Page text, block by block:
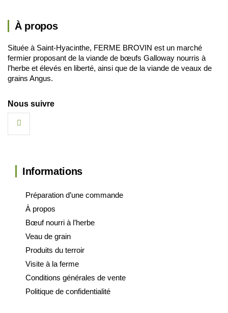
À propos
Située à Saint-Hyacinthe, FERME BROVIN est un marché
fermier proposant de la viande de bœufs Galloway nourris à
l’herbe et élevés en liberté, ainsi que de la viande de veaux de
grains Angus.
Nous suivre
Informations
Préparation d’une commande
À propos
Bœuf nourri à l’herbe
Veau de grain
Produits du terroir
Visite à la ferme
Conditions générales de vente
Politique de confidentialité